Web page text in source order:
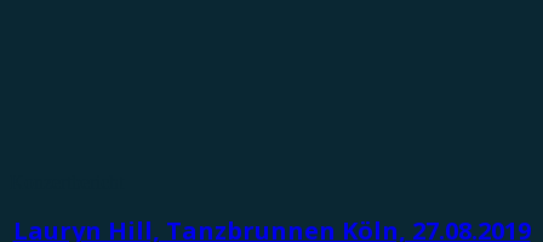
Lauryn Hill, Tanzbrunnen Köln, 27.08.2019